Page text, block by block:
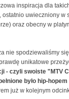
inspiracja dla
ostatnio uwieczniony w
oraz obecny w
nie spodziewaliśmy
unikatowe
- czyli swoiste "MTV
było hip-
już w kolejnym